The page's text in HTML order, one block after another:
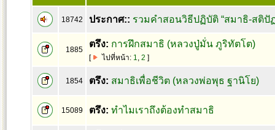
18742 ประกาศ:: รวมคำสอนวิธีปฏิบัติ “สมาธิ-สติปั
1885
ตรึง: การฝึกสมาธิ (หลวงปู่มั่น ภูริทัตโต)
[ ไปที่หน้า: 1, 2 ]
1854 ตรึง: สมาธิเพื่อชีวิต (หลวงพ่อพุธ ฐานิโย)
15089 ตรึง: ทำไมเราถึงต้องทำสมาธิ